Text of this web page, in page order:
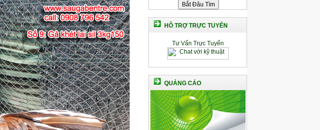
HỖ TRỢ TRỰC TUYẾN
Tư Vấn Trực Tuyến
QUẢNG CÁO